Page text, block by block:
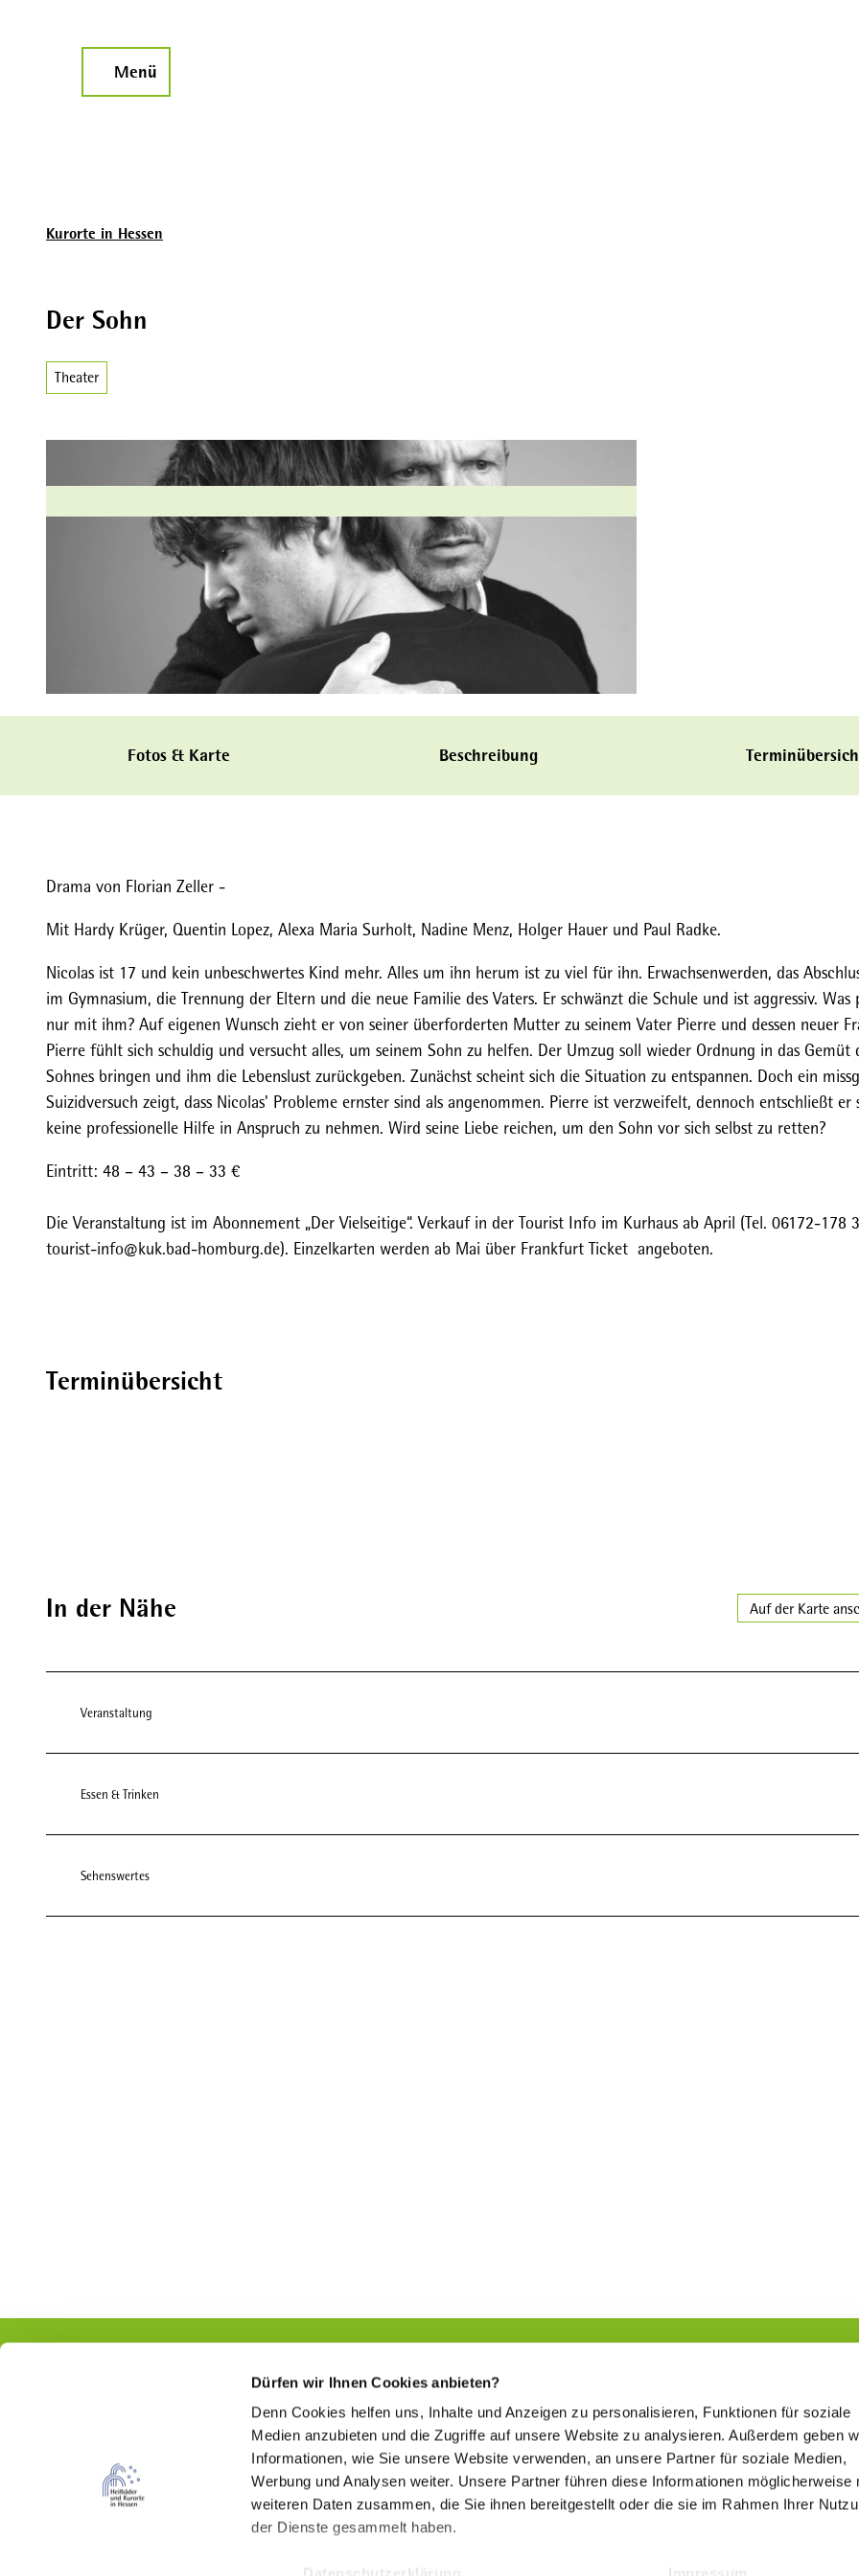
Dürfen wir Ihnen Cookies anbieten?
Denn Cookies helfen uns, Inhalte und Anzeigen zu personalisieren, Funktionen für soziale
Medien anzubieten und die Zugriffe auf unsere Website zu analysieren. Außerdem geben
Informationen, wie Sie unsere Website verwenden, an unsere Partner für soziale Medien,
Werbung und Analysen weiter. Unsere Partner führen diese Informationen möglicherweise
weiteren Daten zusammen, die Sie ihnen bereitgestellt oder die sie im Rahmen Ihrer
der Dienste gesammelt haben.
Menü
Kurorte in Hessen
Der Sohn
Theater
Fotos & Karte Beschreibung
Drama von Florian Zeller -
Mit Hardy Krüger, Quentin Lopez, Alexa Maria Surholt, Nadine Menz, Holger Hauer und Paul Radke.
Nicolas ist 17 und kein unbeschwertes Kind mehr. Alles um ihn herum ist zu viel für ihn. Erwachsenwerden, das
im Gymnasium, die Trennung der Eltern und die neue Familie des Vaters. Er schwänzt die Schule und ist aggressiv. Was
nur mit ihm? Auf eigenen Wunsch zieht er von seiner überforderten Mutter zu seinem Vater Pierre und dessen neuer
Pierre fühlt sich schuldig und versucht alles, um seinem Sohn zu helfen. Der Umzug soll wieder Ordnung in das Gemüt
Sohnes bringen und ihm die Lebenslust zurückgeben. Zunächst scheint sich die Situation zu entspannen. Doch ein
Suizidversuch zeigt, dass Nicolas' Probleme ernster sind als angenommen. Pierre ist verzweifelt, dennoch entschließt er
keine professionelle Hilfe in Anspruch zu nehmen. Wird seine Liebe reichen, um den Sohn vor sich selbst zu retten?
Eintritt: 48 – 43 – 38 – 33 €
Die Veranstaltung ist im Abonnement „Der Vielseitige“. Verkauf in der Tourist Info im Kurhaus ab April (Tel. 06172-178
tourist-info@kuk.bad-homburg.de). Einzelkarten werden ab Mai über Frankfurt Ticket angeboten.
Terminübersicht
In der Nähe Auf der Karte
Veranstaltung
Essen & Trinken
Sehenswertes
Hessischer Heilbäderverband e.V.
Wilhelmstraße 18
Sich etwas Gutes tun
www.kur-in-hessen.de
Hessischer Heilbäderverband